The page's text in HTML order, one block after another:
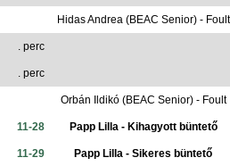
Hidas Andrea (BEAC Senior) - Foult
. perc
. perc
Orbán Ildikó (BEAC Senior) - Foult
11-28 Papp Lilla - Kihagyott büntető
11-29 Papp Lilla - Sikeres büntető